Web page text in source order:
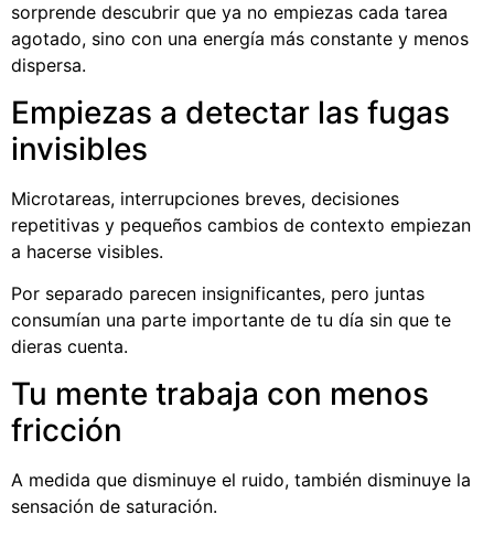
sorprende descubrir que ya no empiezas cada tarea
agotado, sino con una energía más constante y menos
dispersa.
Empiezas a detectar las fugas
invisibles
Microtareas, interrupciones breves, decisiones
repetitivas y pequeños cambios de contexto empiezan
a hacerse visibles.
Por separado parecen insignificantes, pero juntas
consumían una parte importante de tu día sin que te
dieras cuenta.
Tu mente trabaja con menos
fricción
A medida que disminuye el ruido, también disminuye la
sensación de saturación.